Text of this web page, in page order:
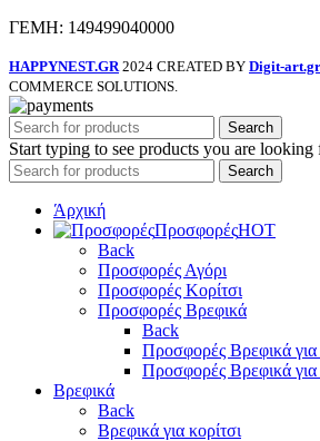
ΓΕΜΗ: 149499040000
HAPPYNEST.GR 2024 CREATED BY Digit-art.gr
COMMERCE SOLUTIONS.
Search
Start typing to see products you are looking
Search
Άρχική
ΠροσφορέςHOT
Back
Προσφορές Αγόρι
Προσφορές Κορίτσι
Προσφορές Βρεφικά
Back
Προσφορές Βρεφικά για
Προσφορές Βρεφικά για
Βρεφικά
Back
Βρεφικά για κορίτσι